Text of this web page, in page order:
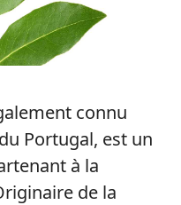
connu
Portugal, est un
à la
de la